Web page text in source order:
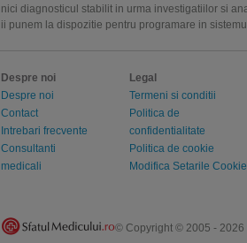
nici diagnosticul stabilit in urma investigatiilor si
ii punem la dispozitie pentru programare in
Despre noi
Despre noi
Contact
Intrebari frecvente
Consultanti
medicali
Legal
Termeni si conditii
Politica de
confidentialitate
Politica de cookie
Modifica Setarile Cookie
© Copyright © 2005 - 2026